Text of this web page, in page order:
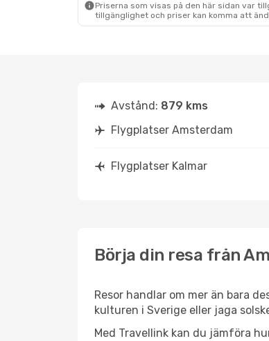
Priserna som visas på den här sidan var
tillgänglighet och priser kan komma att
Avstånd: 879 kms
Flygplatser Amsterdam
Flygplatser Kalmar
Börja din resa från
Resor handlar om mer än bara
kulturen i Sverige eller jaga
Med Travellink kan du jämföra